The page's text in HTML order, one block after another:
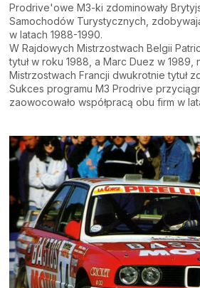
Prodrive'owe M3-ki zdominowały
Samochodów Turystycznych,
w latach 1988-1990.
W Rajdowych Mistrzostwach Belgii
tytuł w roku 1988, a Marc Duez w 1989,
Mistrzostwach Francji dwukrotnie tytuł
Sukces programu M3 Prodrive
zaowocowało współpracą obu firm w